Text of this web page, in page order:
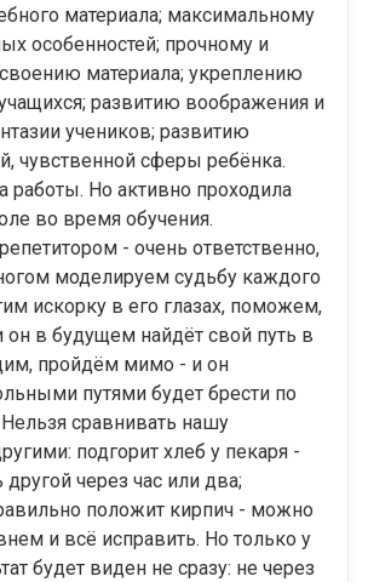
материала; максимальному
особенностей; прочному и
материала; укреплению
развитию воображения и
учеников; развитию
чувственной сферы ребёнка.
Но активно проходила
во время обучения.
- очень ответственно,
моделируем судьбу каждого
искорку в его глазах, поможем,
он в будущем найдёт свой путь в
пройдём мимо - и он
путями будет брести по
сравнивать нашу
подгорит хлеб у пекаря -
через час или два;
положит кирпич - можно
и всё исправить. Но только у
будет виден не сразу: не через